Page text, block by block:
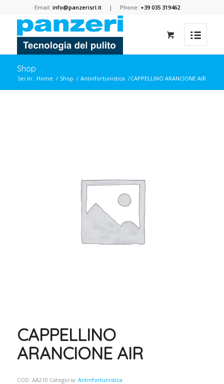
Email:info@panzerisrl.it | Phone:+39 035 319462
Shop
Sei in: Home / Shop / Antinfortunistica /CAPPELLINO ARANCIONE AIR
CAPPELLINO
ARANCIONE AIR
COD: AA210 Categoria: Antinfortunistica